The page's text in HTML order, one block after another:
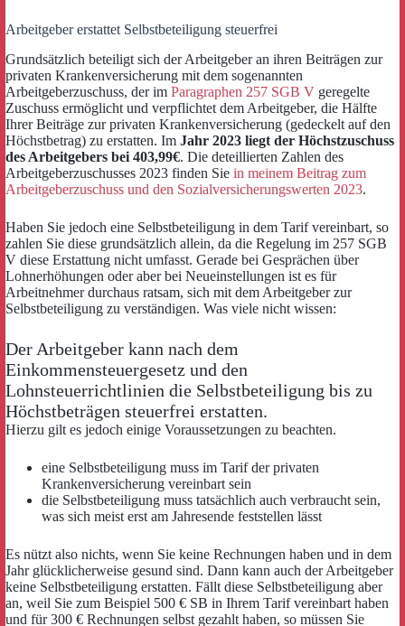
Arbeitgeber erstattet Selbstbeteiligung steuerfrei
Grundsätzlich beteiligt sich der Arbeitgeber an ihren Beiträgen zur
privaten Krankenversicherung mit dem sogenannten
Arbeitgeberzuschuss, der im Paragraphen 257 SGB V geregelte
Zuschuss ermöglicht und verpflichtet dem Arbeitgeber, die Hälfte
Ihrer Beiträge zur privaten Krankenversicherung (gedeckelt auf den
Höchstbetrag) zu erstatten. Im Jahr 2023 liegt der Höchstzuschuss
des Arbeitgebers bei 403,99€. Die deteillierten Zahlen des
Arbeitgeberzuschusses 2023 finden Sie in meinem Beitrag zum
Arbeitgeberzuschuss und den Sozialversicherungswerten 2023.
Haben Sie jedoch eine Selbstbeteiligung in dem Tarif vereinbart, so
zahlen Sie diese grundsätzlich allein, da die Regelung im 257 SGB
V diese Erstattung nicht umfasst. Gerade bei Gesprächen über
Lohnerhöhungen oder aber bei Neueinstellungen ist es für
Arbeitnehmer durchaus ratsam, sich mit dem Arbeitgeber zur
Selbstbeteiligung zu verständigen. Was viele nicht wissen:
Der Arbeitgeber kann nach dem
Einkommensteuergesetz und den
Lohnsteuerrichtlinien die Selbstbeteiligung bis zu
Höchstbeträgen steuerfrei erstatten.
Hierzu gilt es jedoch einige Voraussetzungen zu beachten.
eine Selbstbeteiligung muss im Tarif der privaten
Krankenversicherung vereinbart sein
die Selbstbeteiligung muss tatsächlich auch verbraucht sein,
was sich meist erst am Jahresende feststellen lässt
Es nützt also nichts, wenn Sie keine Rechnungen haben und in dem
Jahr glücklicherweise gesund sind. Dann kann auch der Arbeitgeber
keine Selbstbeteiligung erstatten. Fällt diese Selbstbeteiligung aber
an, weil Sie zum Beispiel 500 € SB in Ihrem Tarif vereinbart haben
und für 300 € Rechnungen selbst gezahlt haben, so müssen Sie